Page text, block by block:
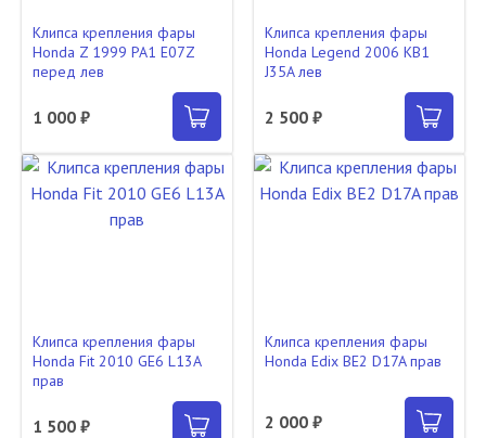
Клипса крепления фары
Honda Z 1999 PA1 E07Z
перед лев
1 000 ₽
Клипса крепления фары
Honda Legend 2006 KB1
J35A лев
2 500 ₽
Клипса крепления фары
Honda Fit 2010 GE6 L13A
прав
1 500 ₽
Клипса крепления фары
Honda Edix BE2 D17A прав
2 000 ₽